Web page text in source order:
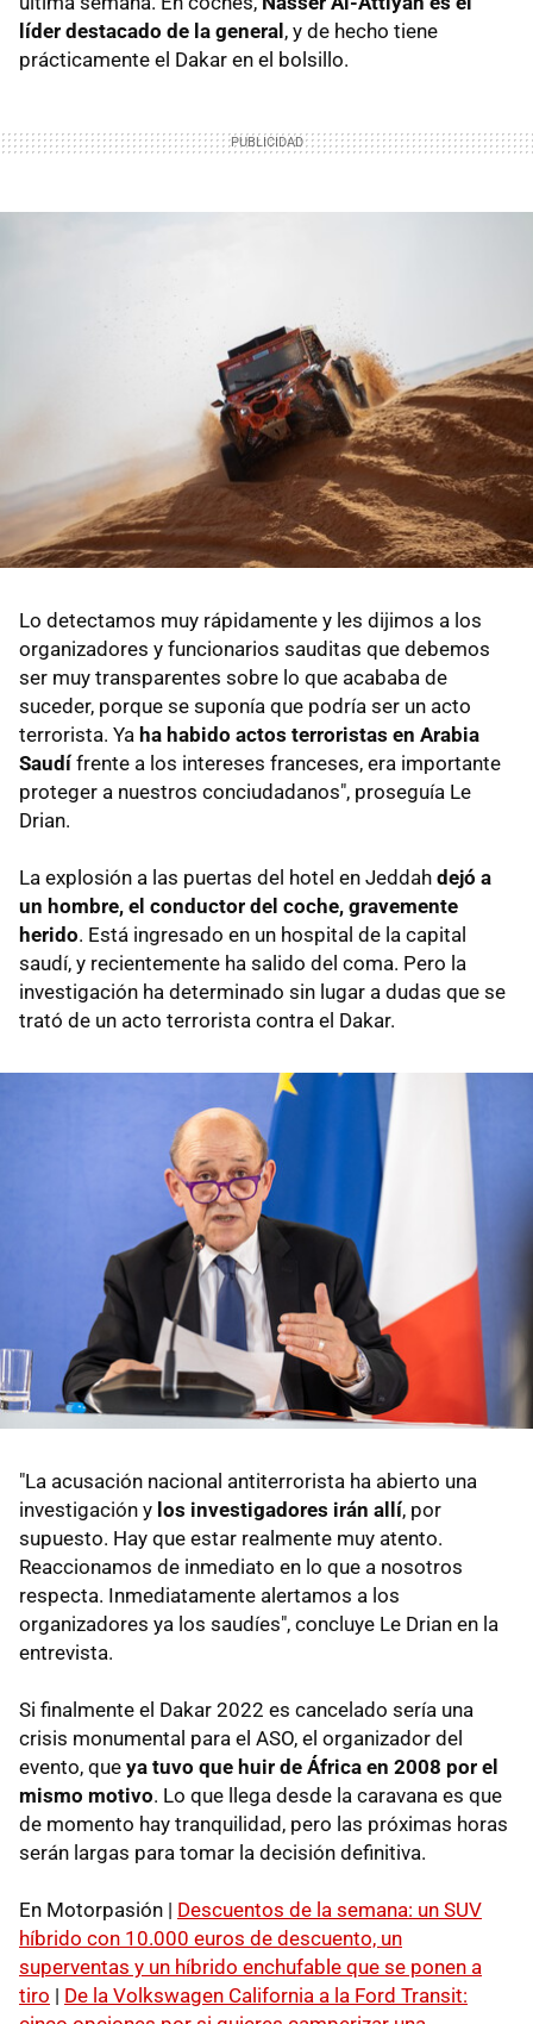
líder destacado de la general , y de hecho tiene
prácticamente el Dakar en el bolsillo.
Lo detectamos muy rápidamente y les dijimos a los
organizadores y funcionarios sauditas que debemos
ser muy transparentes sobre lo que acababa de
suceder, porque se suponía que podría ser un acto
terrorista. Ya ha habido actos terroristas en Arabia
Saudí frente a los intereses franceses, era importante
proteger a nuestros conciudadanos", proseguía Le
Drian.
La explosión a las puertas del hotel en Jeddah dejó a
un hombre, el conductor del coche, gravemente
herido. Está ingresado en un hospital de la capital
saudí, y recientemente ha salido del coma. Pero la
investigación ha determinado sin lugar a dudas que se
trató de un acto terrorista contra el Dakar.
"La acusación nacional antiterrorista ha abierto una
investigación y los investigadores irán allí, por
supuesto. Hay que estar realmente muy atento.
Reaccionamos de inmediato en lo que a nosotros
respecta. Inmediatamente alertamos a los
organizadores ya los saudíes", concluye Le Drian en la
entrevista.
Si finalmente el Dakar 2022 es cancelado sería una
crisis monumental para el ASO, el organizador del
evento, que ya tuvo que huir de África en 2008 por el
mismo motivo. Lo que llega desde la caravana es que
de momento hay tranquilidad, pero las próximas horas
serán largas para tomar la decisión definitiva.
En Motorpasión | Descuentos de la semana: un SUV
híbrido con 10.000 euros de descuento, un
superventas y un híbrido enchufable que se ponen a
tiro | De la Volkswagen California a la Ford Transit: